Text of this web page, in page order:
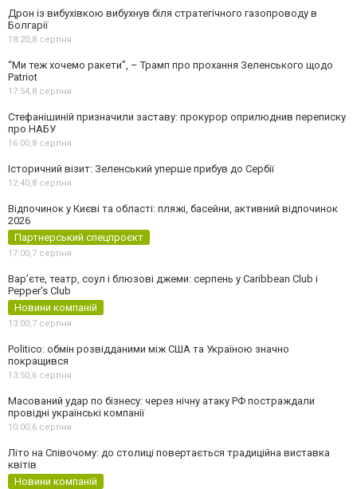
Дрон із вибухівкою вибухнув біля стратегічного газопроводу в
Болгарії
18:20,8 серпня
“Ми теж хочемо ракети”, – Трамп про прохання Зеленського щодо
Patriot
17:54,8 серпня
Стефанішиній призначили заставу: прокурор оприлюднив переписку
про НАБУ
16:00,8 серпня
Історичний візит: Зеленський уперше прибув до Сербії
12:40,8 серпня
Відпочинок у Києві та області: пляжі, басейни, активний відпочинок
2026
Партнерський спецпроєкт
17:00,7 серпня
Вар’єте, театр, соул і блюзові джеми: серпень у Caribbean Club і
Pepper's Club
Новини компаній
13:00,7 серпня
Politico: обмін розвідданими між США та Україною значно
покращився
13:50,6 серпня
Масований удар по бізнесу: через нічну атаку РФ постраждали
провідні українські компанії
10:00,6 серпня
Літо на Співочому: до столиці повертається традиційна виставка
квітів
Новини компаній